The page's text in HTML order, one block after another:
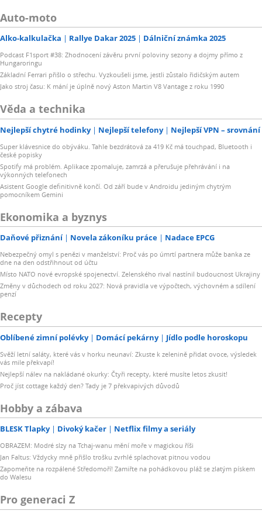
Auto-moto
Alko-kalkulačka Rallye Dakar 2025 Dálniční známka 2025
Podcast F1sport #38: Zhodnocení závěru první poloviny sezony a dojmy přímo z
Hungaroringu
Základní Ferrari přišlo o střechu. Vyzkoušeli jsme, jestli zůstalo řidičským autem
Jako stroj času: K mání je úplně nový Aston Martin V8 Vantage z roku 1990
Věda a technika
Nejlepší chytré hodinky Nejlepší telefony Nejlepší VPN – srovnání
Super klávesnice do obýváku. Tahle bezdrátová za 419 Kč má touchpad, Bluetooth i
české popisky
Spotify má problém. Aplikace zpomaluje, zamrzá a přerušuje přehrávání i na
výkonných telefonech
Asistent Google definitivně končí. Od září bude v Androidu jediným chytrým
pomocníkem Gemini
Ekonomika a byznys
Daňové přiznání Novela zákoníku práce Nadace EPCG
Nebezpečný omyl s penězi v manželství: Proč vás po úmrtí partnera může banka ze
dne na den odstřihnout od účtu
Místo NATO nové evropské spojenectví. Zelenského rival nastínil budoucnost Ukrajiny
Změny v důchodech od roku 2027: Nová pravidla ve výpočtech, výchovném a sdílení
penzí
Recepty
Oblíbené zimní polévky Domácí pekárny Jídlo podle horoskopu
Svěží letní saláty, které vás v horku neunaví: Zkuste k zelenině přidat ovoce, výsledek
vás mile překvapí!
Nejlepší nálev na nakládané okurky: Čtyři recepty, které musíte letos zkusit!
Proč jíst cottage každý den? Tady je 7 překvapivých důvodů
Hobby a zábava
BLESK Tlapky Divoký kačer Netflix filmy a seriály
OBRAZEM: Modré slzy na Tchaj-wanu mění moře v magickou říši
Jan Faltus: Vždycky mně přišlo trošku zvrhlé splachovat pitnou vodou
Zapomeňte na rozpálené Středomoří! Zamiřte na pohádkovou pláž se zlatým pískem
do Walesu
Pro generaci Z